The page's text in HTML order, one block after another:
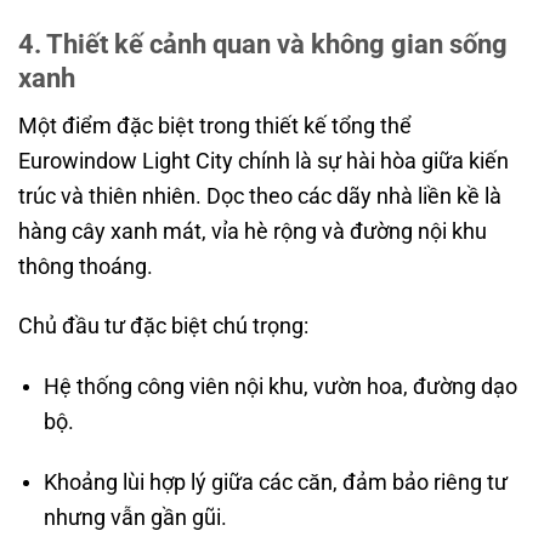
4. Thiết kế cảnh quan và không gian sống
xanh
Một điểm đặc biệt trong thiết kế tổng thể
Eurowindow Light City chính là sự hài hòa giữa kiến
trúc và thiên nhiên. Dọc theo các dãy nhà liền kề là
hàng cây xanh mát, vỉa hè rộng và đường nội khu
thông thoáng.
Chủ đầu tư đặc biệt chú trọng:
Hệ thống công viên nội khu, vườn hoa, đường dạo
bộ.
Khoảng lùi hợp lý giữa các căn, đảm bảo riêng tư
nhưng vẫn gần gũi.